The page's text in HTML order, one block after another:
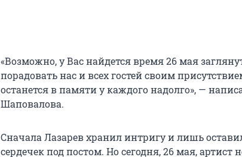
«Возможно, у Вас найдется время 26 мая
порадовать нас и всех гостей своим
останется в памяти у каждого надолго», —
Шаповалова.
Сначала Лазарев хранил интригу и лишь
сердечек под постом. Но сегодня, 26 мая,